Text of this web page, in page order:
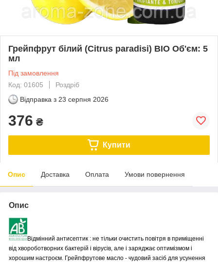
Грейпфрут білий (Citrus paradisi) BIO Об'єм: 5
мл
Під замовлення
Код: 01605
Роздріб
Відправка з 23 серпня 2026
376 ₴
Купити
Опис Доставка Оплата Умови повернення
Опис
Відмінний антисептик : не тільки очистить повітря в приміщенні
від хвороботворних бактерій і вірусів, але і заряджає оптимізмом і
хорошим настроєм. Грейпфрутове масло - чудовий засіб для усунення